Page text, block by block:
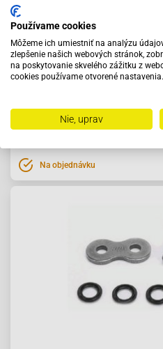
Reťazová spojka pre reťaz DID
Na objednávku
Používame cookies
Môžeme ich umiestniť na analýzu
zlepšenie našich webových stránok,
na poskytovanie skvelého zážitku z
cookies používame otvorené nastavenia.
Nie, uprav